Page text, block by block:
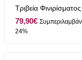
Τριβεία Φινιρίσματος
€